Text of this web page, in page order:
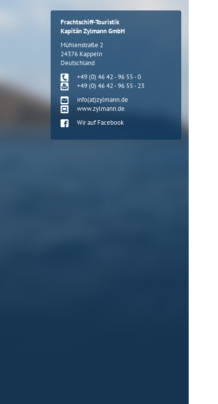
Frachtschiff-Touristik
Kapitän Zylmann GmbH
Mühlenstraße 2
24376 Kappeln
Deutschland
+49 (0) 46 42 - 96 55 - 0
+49 (0) 46 42 - 96 55 - 23
info(at)zylmann.de
www.zylmann.de
Wir auf Facebook